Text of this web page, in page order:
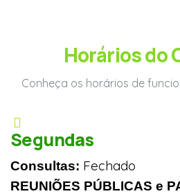
Horários do
Conheça os horários de
Segundas
Consultas: Fechado
REUNIÕES PÚBLICAS e